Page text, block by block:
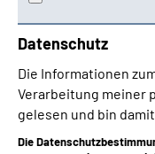
Datenschutz
Die Informationen
Verarbeitung meiner
gelesen und bin
Die